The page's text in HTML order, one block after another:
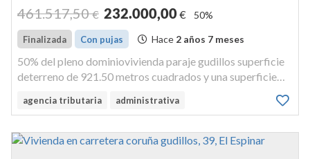
461.517,50 € 232.000,00€ 50%
Finalizada Con pujas Hace 2 años 7 meses
50% del pleno dominiovivienda paraje gudillos superficie
deterreno de 921.50 metros cuadrados y una superficie
hotelvilla tressur: carretera de madrid a la coruña este:
agencia tributaria administrativa